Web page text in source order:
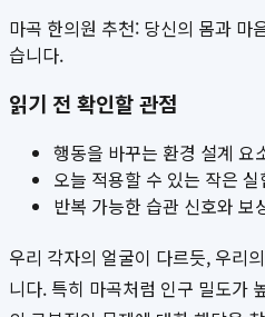
마곡 한의원 추천: 당신의 몸과 마
습니다.
읽기 전 확인할 관점
행동을 바꾸는 환경 설계 요
오늘 적용할 수 있는 작은
반복 가능한 습관 신호와 보
우리 각자의 얼굴이 다르듯, 우리
니다. 특히 마곡처럼 인구 밀도가